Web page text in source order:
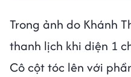
Trong ảnh do Khánh
thanh lịch khi diện 1
Cô cột tóc lên với